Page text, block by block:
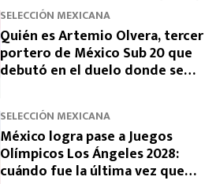
SELECCIÓN MEXICANA
Quién es Artemio Olvera, tercer
portero de México Sub 20 que
debutó en el duelo donde se
SELECCIÓN MEXICANA
México logra pase a Juegos
Olímpicos Los Ángeles 2028:
cuándo fue la última vez que